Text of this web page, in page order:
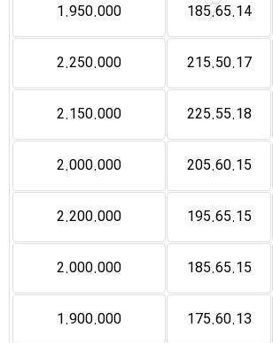
185.65.14
1.950.000
215.50.17
2.250.000
225.55.18
2.150.000
205.60.15
2.000.000
195.65.15
2.200.000
185.65.15
2.000.000
175.60.13
1.900.000